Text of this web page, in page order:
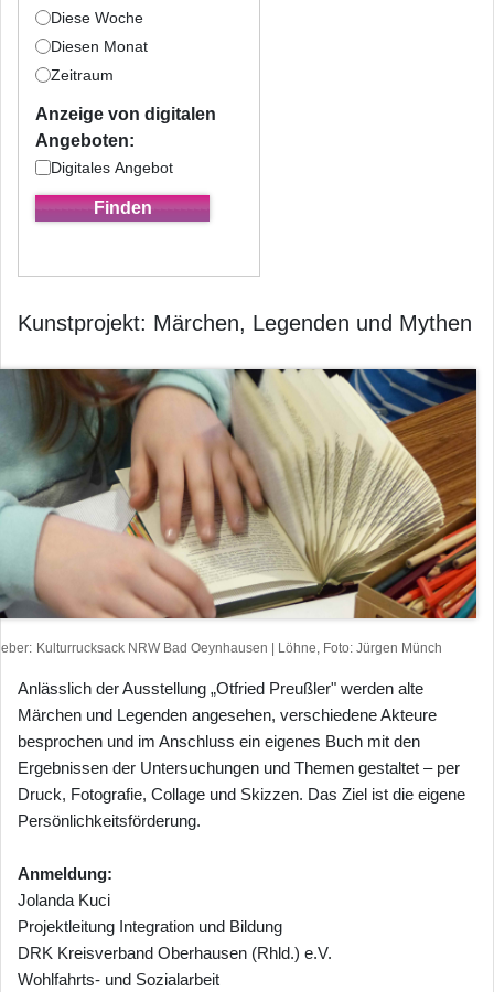
Diese Woche
Diesen Monat
Zeitraum
Anzeige von digitalen
Angeboten:
Digitales Angebot
Kunstprojekt: Märchen, Legenden und Mythen
Kulturrucksack NRW Bad Oeynhausen | Löhne, Foto: Jürgen Münch
Anlässlich der Ausstellung „Otfried Preußler" werden alte
Märchen und Legenden angesehen, verschiedene Akteure
besprochen und im Anschluss ein eigenes Buch mit den
Ergebnissen der Untersuchungen und Themen gestaltet – per
Druck, Fotografie, Collage und Skizzen. Das Ziel ist die eigene
Persönlichkeitsförderung.
Anmeldung:
Jolanda Kuci
Projektleitung Integration und Bildung
DRK Kreisverband Oberhausen (Rhld.) e.V.
Wohlfahrts- und Sozialarbeit